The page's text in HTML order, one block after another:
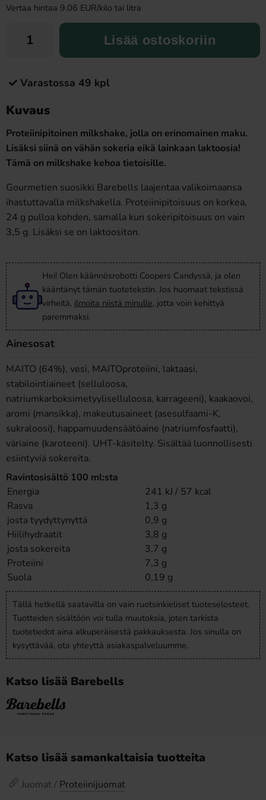
Vertaa hintaa 9.06 EUR/kilo tai litra
Lisää ostoskoriin
Varastossa 49 kpl
Kuvaus
Proteiinipitoinen milkshake, jolla on erinomainen maku.
Lisäksi siinä on vähän sokeria eikä lainkaan laktoosia!
Tämä on milkshake kehoa tietoisille.
Gourmetien suosikki Barebells laajentaa valikoimaansa
ihastuttavalla milkshakella. Proteiinipitoisuus on korkea,
24 g pulloa kohden, samalla kun sokeripitoisuus on vain
3,5 g. Lisäksi se on laktoositon.
Hei! Olen käännösrobotti Coopers Candyssä, ja olen
kääntänyt tämän tuotetekstin. Jos huomaat tekstissä
virheitä, ilmoita niistä minulle, jotta voin kehittyä
paremmaksi.
Ainesosat
MAITO (64%), vesi, MAITOproteiini, laktaasi,
stabilointiaineet (selluloosa,
natriumkarboksimetyyliselluloosa, karrageeni), kaakaovoi,
aromi (mansikka), makeutusaineet (asesulfaami-K,
sukraloosi), happamuudensäätöaine (natriumfosfaatti),
väriaine (karoteeni). UHT-käsitelty. Sisältää luonnollisesti
esiintyviä sokereita.
Ravintosisältö 100 ml:sta
Energia
241 kJ / 57 kcal
Rasva
1,3 g
josta tyydyttynyttä
0,9 g
Hiilihydraatit
3,8 g
josta sokereita
3,7 g
Proteiini
7,3 g
Suola
0,19 g
Tällä hetkellä saatavilla on vain ruotsinkieliset tuoteselosteet.
Tuotteiden sisältöön voi tulla muutoksia, joten tarkista
tuotetiedot aina alkuperäisestä pakkauksesta. Jos sinulla on
kysyttävää, ota yhteyttä asiakaspalveluumme.
Katso lisää Barebells
Katso lisää samankaltaisia tuotteita
Juomat / Proteiinijuomat